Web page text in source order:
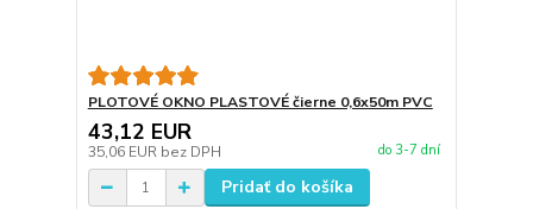
PLOTOVÉ OKNO PLASTOVÉ čierne 0,6x50m PVC
43,12 EUR
35,06 EUR bez DPH do 3-7 dní
Pridať do košíka